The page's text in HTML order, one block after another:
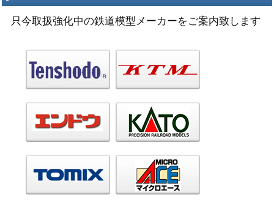
只今取扱強化中の鉄道模型メーカーをご案内致します